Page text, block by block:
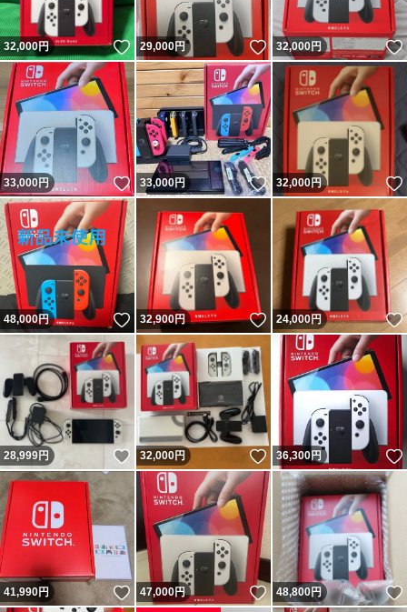
32,000円 いいね！
29,000円 いいね！
32,000円
33,000円 いいね！
33,000円 いいね！
32,000円
48,000円 いいね！
32,900円 いいね！
24,000円
28,999円 いいね！
32,000円 いいね！
36,300円
41,990円 いいね！
47,000円 いいね！
48,800円